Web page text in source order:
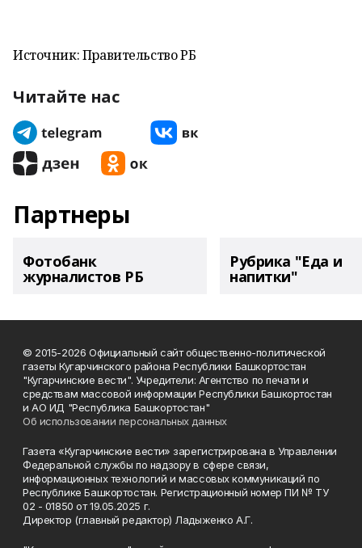
Источник: Правительство РБ
Читайте нас
Партнеры
Фотобанк
журналистов РБ
Рубрика "Еда и
напитки"
© 2015-2026 Официальный сайт общественно-политической
газеты Кугарчинского района Республики Башкортостан
"Кугарчинские вести". Учредители: Агентство по печати и
средствам массовой информации Республики Башкортостан
и АО ИД "Республика Башкортостан"
Об использовании персональных данных
Газета «Кугарчинские вести» зарегистрирована в Управлении
Федеральной службы по надзору в сфере связи,
информационных технологий и массовых коммуникаций по
Республике Башкортостан. Регистрационный номер ПИ № ТУ
02 - 01850 от 19.05.2025 г.
Директор (главный редактор) Ладыженко А.Г.